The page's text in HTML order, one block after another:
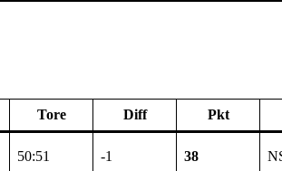
Tore Diff Pkt
50:51 -1 38